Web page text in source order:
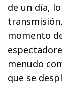
de un día,
momento
menudo
que se